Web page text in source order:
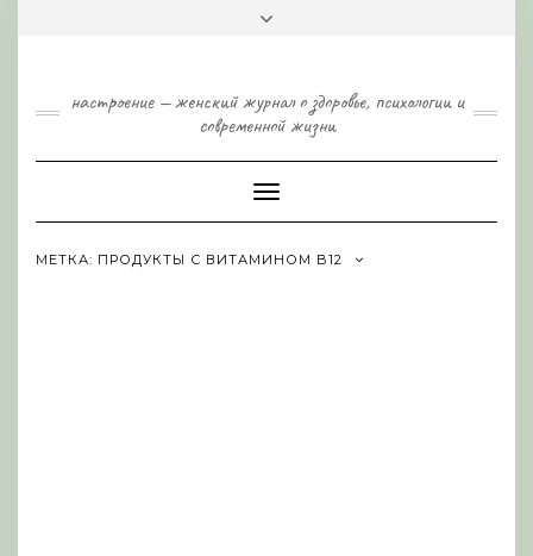
настроение — женский журнал о здоровье, психологии и
современной жизни
Toggle
Navigation
МЕТКА: ПРОДУКТЫ С ВИТАМИНОМ B12